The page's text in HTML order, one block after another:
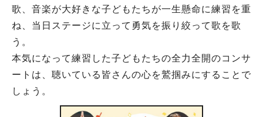
歌、音楽が大好きな子どもたちが一生懸命に練習を重
ね、当日ステージに立って勇気を振り絞って歌を歌
う。
本気になって練習した子どもたちの全力全開のコンサ
ートは、聴いている皆さんの心を鷲掴みにすることで
しょう。